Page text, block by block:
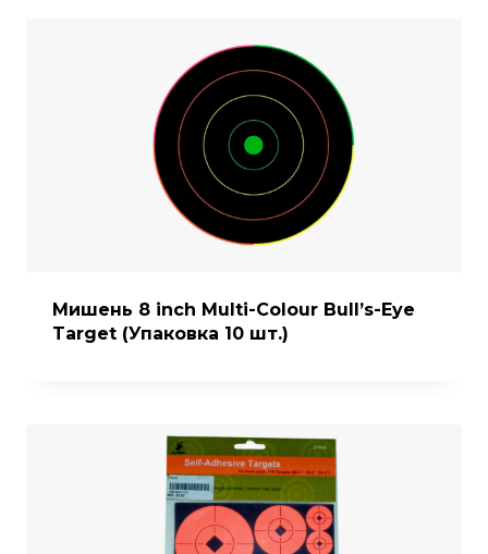
Мишень 8 inch Multi-Colour Bull’s-Eye
Target (Упаковка 10 шт.)